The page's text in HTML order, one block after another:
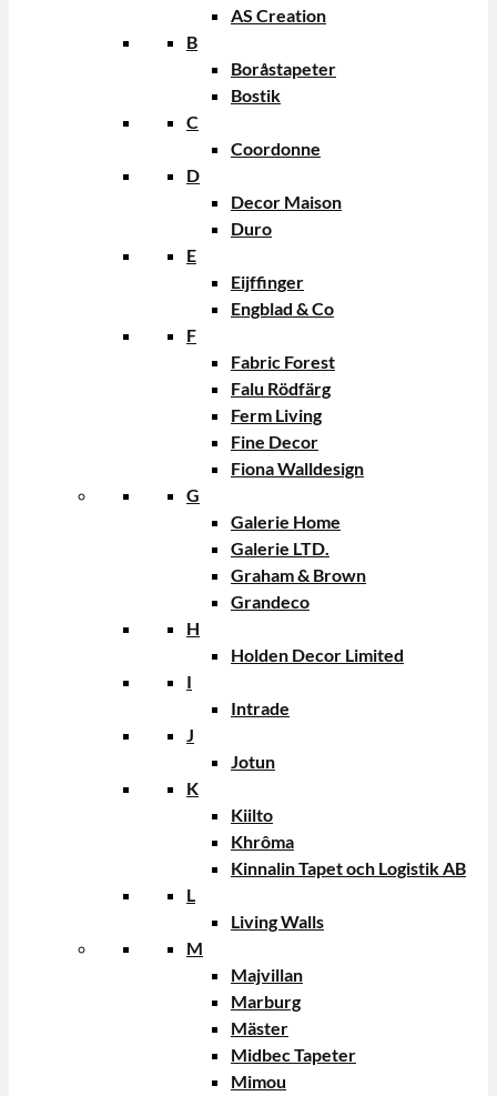
AS Creation
B
Boråstapeter
Bostik
C
Coordonne
D
Decor Maison
Duro
E
Eijffinger
Engblad & Co
F
Fabric Forest
Falu Rödfärg
Ferm Living
Fine Decor
Fiona Walldesign
G
Galerie Home
Galerie LTD.
Graham & Brown
Grandeco
H
Holden Decor Limited
I
Intrade
J
Jotun
K
Kiilto
Khrôma
Kinnalin Tapet och Logistik AB
L
Living Walls
M
Majvillan
Marburg
Mäster
Midbec Tapeter
Mimou